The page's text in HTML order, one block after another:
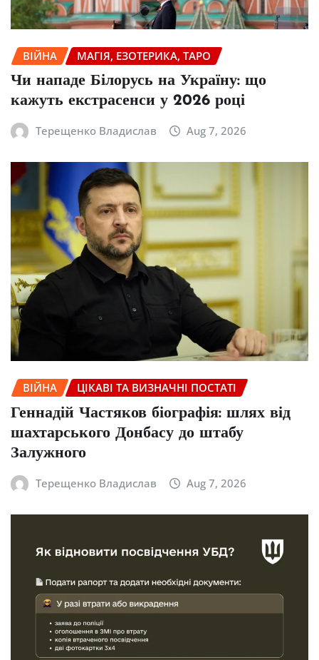
ВІЙНА МАГІЯ, ЕЗОТЕРИКА, ТАРО
Чи нападе Білорусь на Україну: що
кажуть екстрасенси у 2026 році
Терещенко Владислав Aug 7, 2026
ВІЙНА ЦІКАВІ ТА ВИЗНАЧНІ ПОСТАТІ
Геннадій Частяков біографія: шлях від
шахтарського Донбасу до штабу
Залужного
Терещенко Владислав Aug 7, 2026